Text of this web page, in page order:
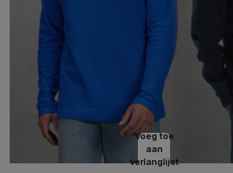
Voeg toe
aan
verlanglijst